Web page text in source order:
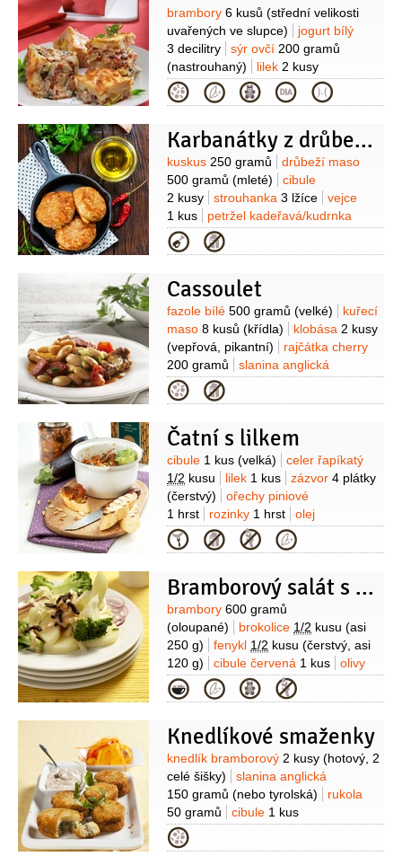
Suroviny
brambory 6 kusů (střední velikosti
uvařených ve slupce)
jogurt bílý
3 decilitry
sýr ovčí 200 gramů
(nastrouhaný)
lilek 2 kusy
(menší)
cibule červená
2 kusy
rajčatový protlak
2 kusy
paprika žlutá2 kusy
česnek
5 stroužků
Kategorie
Karbanátky z drůbežího masa
Suroviny
kuskus 250 gramů
drůbeží maso
500 gramů (mleté)
cibule
2 kusy
strouhanka 3 lžíce
vejce
1 kus
petržel kadeřavá/kudrnka
2 lžíce
(najemno nasekané, či
koriandr)
máta1 lžíce
nastrouhaný)
kmín římský
(mletého)
Kategorie
Cassoulet
Suroviny
fazole bílé 500 gramů (velké)
kuřecí
maso 8 kusů (křídla) klobása 2 kusy
(vepřová, pikantní)
rajčátka cherry
200 gramů
slanina anglická
100 gramů
1 kus (větší)
rajčatový protlak
Kategorie
Čatní s lilkem
Suroviny
cibule 1 kus (velká)
celer řapíkatý
1/2 kusu lilek 1 kus zázvor 4 plátky
(čerstvý)
ořechy piniové
1 hrst
rozinky 1 hrst
olej
3 lžíce
cukr třtinový2 lžíce
Demerara)
ocet vinný2 lžíce
Kategorie
Bramborový salát s brokolicí a fenyklem
Suroviny
brambory 600 gramů
(oloupané)
brokolice 1/2 kusu (asi
250 g)
fenykl 1/2 kusu (čerstvý, asi
120 g)
cibule červená 1 kus
olivy
černé
60 gramů (bez pecek)
olivový2 lžíce šťáva citronová
pepř
majonéza1 decilitr
smetana
zakysaná
1 decilitr
paprika červená
50 gramů
(sterilovaná)
rajčatový
protlak
1 lžíce
šťáva citronová
1 lžíce
cukr1 lžíce
2 stroužky
koření chilli1 špetka sůl
Kategorie
Knedlíkové smaženky
Suroviny
knedlík bramborový 2 kusy (hotový, 2
celé šišky)
slanina anglická
150 gramů (nebo tyrolská)
rukola
50 gramů
cibule 1 kus
(malá)
černý(mletý) sůl olej(na smažení)
Kategorie